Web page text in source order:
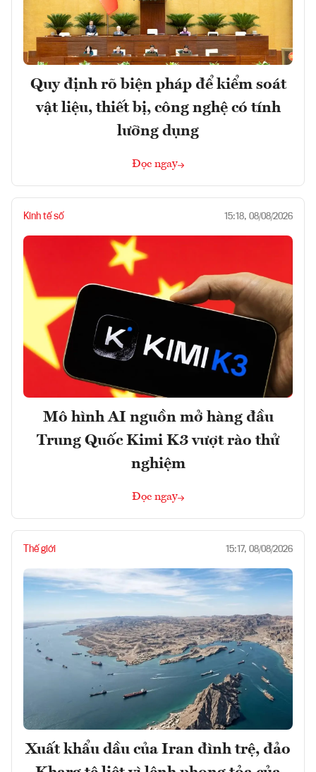
Quy định rõ biện pháp để kiểm soát
vật liệu, thiết bị, công nghệ có tính
lưỡng dụng
Đọc ngay
Kinh tế số 15:18, 08/08/2026
Mô hình AI nguồn mở hàng đầu
Trung Quốc Kimi K3 vượt rào thử
nghiệm
Đọc ngay
Thế giới 15:17, 08/08/2026
Xuất khẩu dầu của Iran đình trệ, đảo